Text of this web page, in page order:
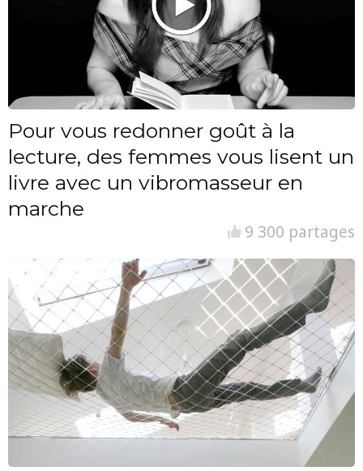
Pour vous redonner goût à la
lecture, des femmes vous lisent un
livre avec un vibromasseur en
marche
9 300 partages